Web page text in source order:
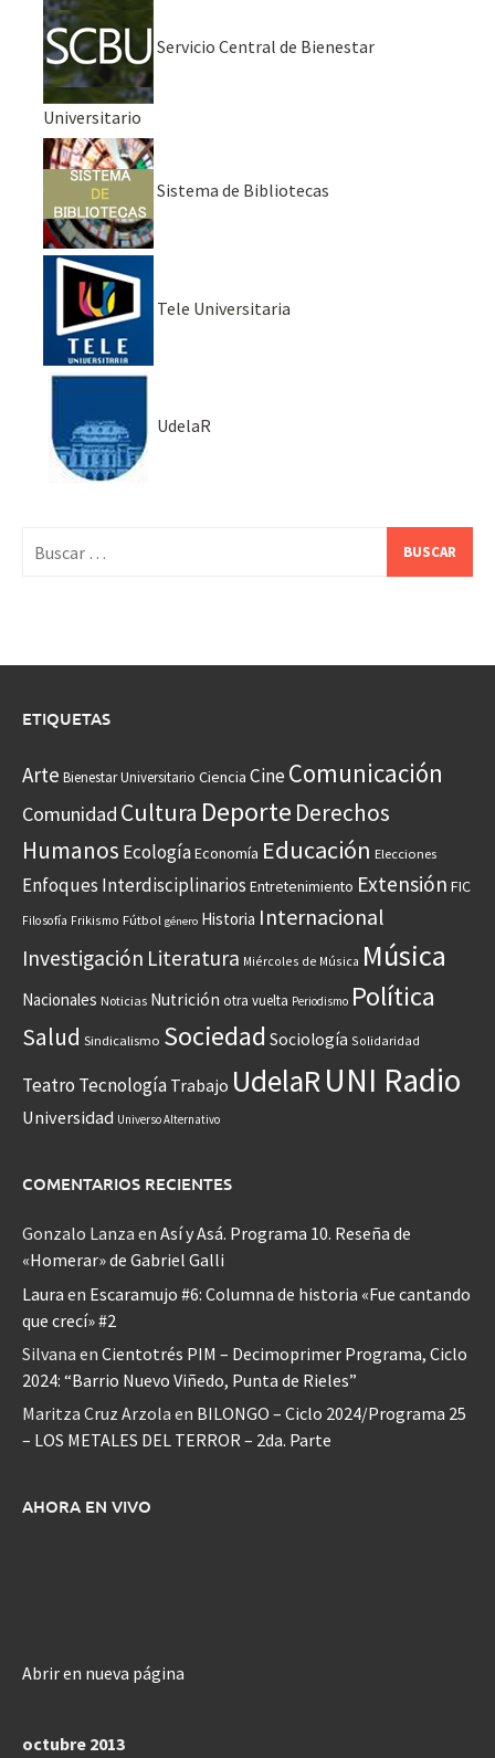
Servicio Central de Bienestar
Universitario
Sistema de Bibliotecas
Tele Universitaria
UdelaR
ETIQUETAS
Arte Bienestar Universitario Ciencia CineComunicación
Comunidad Cultura Deporte Derechos
Humanos EcologíaEconomía Educación Elecciones
Enfoques Interdisciplinarios Entretenimiento Extensión FIC
Filosofía Frikismo Fútbol género Historia Internacional
Investigación Literatura Miércoles de Música Música
Nacionales Noticias Nutrición otra vuelta Periodismo Política
Salud Sindicalismo Sociedad Sociología Solidaridad
Teatro Tecnología Trabajo UdelaRUNI Radio
Universidad Universo Alternativo
COMENTARIOS RECIENTES
Gonzalo Lanza en Así y Asá. Programa 10. Reseña de
«Homerar» de Gabriel Galli
Laura en Escaramujo #6: Columna de historia «Fue cantando
que crecí» #2
Silvana en Cientotrés PIM – Decimoprimer Programa, Ciclo
2024: “Barrio Nuevo Viñedo, Punta de Rieles”
Maritza Cruz Arzola en BILONGO – Ciclo 2024/Programa 25
– LOS METALES DEL TERROR – 2da. Parte
AHORA EN VIVO
Abrir en nueva página
octubre 2013